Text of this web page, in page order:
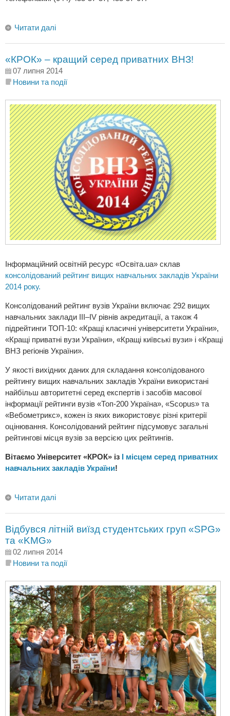
Читати далі
«КРОК» – кращий серед приватних ВНЗ!
07 липня 2014
Новини та події
Інформаційний освітній ресурс «Освіта.ua» склав
консолідований рейтинг вищих навчальних закладів України
2014 року.
Консолідований рейтинг вузів України включає 292 вищих
навчальних заклади III–IV рівнів акредитації, а також 4
підрейтинги ТОП-10: «Кращі класичні університети України»,
«Кращі приватні вузи України», «Кращі київські вузи» і «Кращі
ВНЗ регіонів України».
У якості вихідних даних для складання консолідованого
рейтингу вищих навчальних закладів України використані
найбільш авторитетні серед експертів і засобів масової
інформації рейтинги вузів «Топ-200 Україна», «Scopus» та
«Вебометрикс», кожен із яких використовує різні критерії
оцінювання. Консолідований рейтинг підсумовує загальні
рейтингові місця вузів за версією цих рейтингів.
Вітаємо Університет «КРОК» із І місцем серед приватних
навчальних закладів України!
Читати далі
Відбувся літній виїзд студентських груп «SPG»
та «KMG»
02 липня 2014
Новини та події